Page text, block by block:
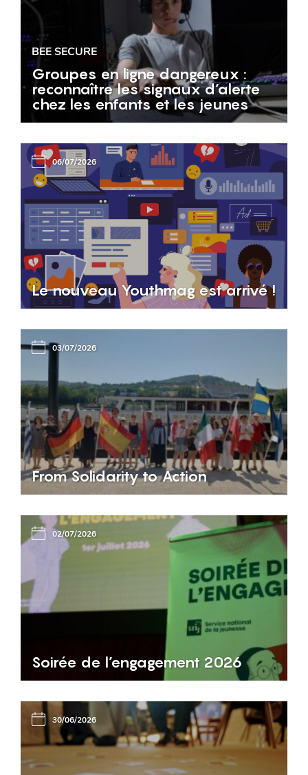
BEE SECURE
Groupes en ligne dangereux :
reconnaître les signaux d’alerte
chez les enfants et les jeunes
06/07/2026
Le nouveau Youthmag est arrivé !
03/07/2026
From Solidarity to Action
02/07/2026
Soirée de l’engagement 2026
30/06/2026